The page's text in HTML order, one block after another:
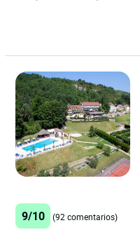
9/10 (92 comentarios)